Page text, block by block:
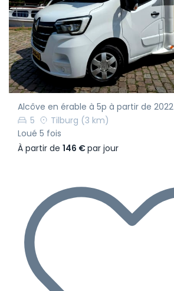
Alcôve en érable à 5p à partir de 2022
5
Tilburg (3 km)
Loué 5 fois
À partir de 146 €par jour